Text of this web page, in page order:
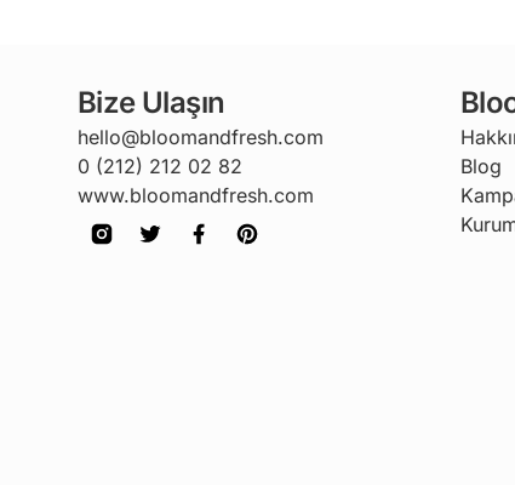
Bize Ulaşın
hello@bloomandfresh.com
0 (212) 212 02 82
www.bloomandfresh.com
Blog